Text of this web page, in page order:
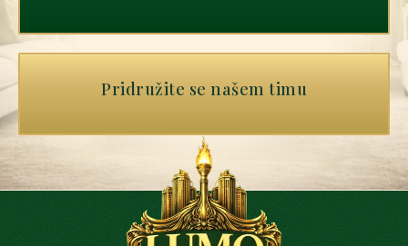
Pridružite se našem timu